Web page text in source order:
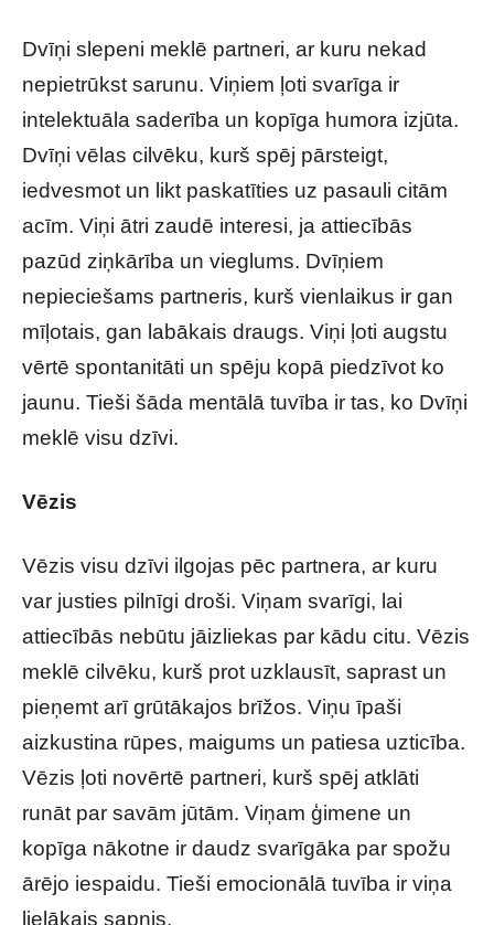
Dvīņi slepeni meklē partneri, ar kuru nekad
nepietrūkst sarunu. Viņiem ļoti svarīga ir
intelektuāla saderība un kopīga humora izjūta.
Dvīņi vēlas cilvēku, kurš spēj pārsteigt,
iedvesmot un likt paskatīties uz pasauli citām
acīm. Viņi ātri zaudē interesi, ja attiecībās
pazūd ziņkārība un vieglums. Dvīņiem
nepieciešams partneris, kurš vienlaikus ir gan
mīļotais, gan labākais draugs. Viņi ļoti augstu
vērtē spontanitāti un spēju kopā piedzīvot ko
jaunu. Tieši šāda mentālā tuvība ir tas, ko Dvīņi
meklē visu dzīvi.
Vēzis
Vēzis visu dzīvi ilgojas pēc partnera, ar kuru
var justies pilnīgi droši. Viņam svarīgi, lai
attiecībās nebūtu jāizliekas par kādu citu. Vēzis
meklē cilvēku, kurš prot uzklausīt, saprast un
pieņemt arī grūtākajos brīžos. Viņu īpaši
aizkustina rūpes, maigums un patiesa uzticība.
Vēzis ļoti novērtē partneri, kurš spēj atklāti
runāt par savām jūtām. Viņam ģimene un
kopīga nākotne ir daudz svarīgāka par spožu
ārējo iespaidu. Tieši emocionālā tuvība ir viņa
lielākais sapnis.